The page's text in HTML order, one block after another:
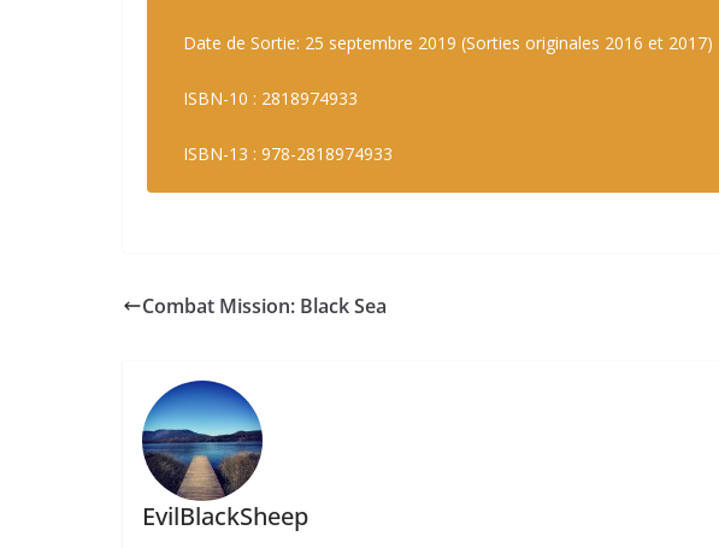
Date de Sortie: 25 septembre 2019 (Sorties originales 2016 et 2017)
ISBN-10 : 2818974933
ISBN-13 : 978-2818974933
Combat Mission: Black Sea
EvilBlackSheep